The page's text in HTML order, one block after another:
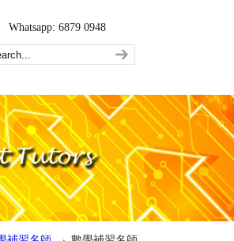
Whatsapp: 6879 0948